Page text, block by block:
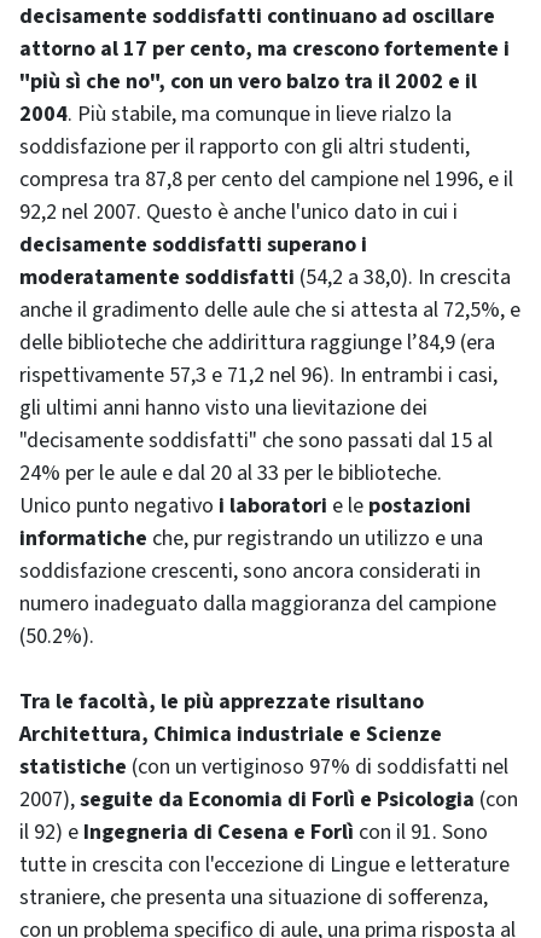
decisamente soddisfatti continuano ad oscillare
attorno al 17 per cento, ma crescono fortemente i
"più sì che no", con un vero balzo tra il 2002 e il
2004. Più stabile, ma comunque in lieve rialzo la
soddisfazione per il rapporto con gli altri studenti,
compresa tra 87,8 per cento del campione nel 1996, e il
92,2 nel 2007. Questo è anche l'unico dato in cui i
decisamente soddisfatti superano i
moderatamente soddisfatti (54,2 a 38,0). In crescita
anche il gradimento delle aule che si attesta al 72,5%, e
delle biblioteche che addirittura raggiunge l’84,9 (era
rispettivamente 57,3 e 71,2 nel 96). In entrambi i casi,
gli ultimi anni hanno visto una lievitazione dei
"decisamente soddisfatti" che sono passati dal 15 al
24% per le aule e dal 20 al 33 per le biblioteche.
Unico punto negativo i laboratori e le postazioni
informatiche che, pur registrando un utilizzo e una
soddisfazione crescenti, sono ancora considerati in
numero inadeguato dalla maggioranza del campione
(50.2%).
Tra le facoltà, le più apprezzate risultano
Architettura, Chimica industriale e Scienze
statistiche (con un vertiginoso 97% di soddisfatti nel
2007),seguite da Economia di Forlì e Psicologia (con
il 92) e Ingegneria di Cesena e Forlì con il 91. Sono
tutte in crescita con l'eccezione di Lingue e letterature
straniere, che presenta una situazione di sofferenza,
con un problema specifico di aule, una prima risposta al